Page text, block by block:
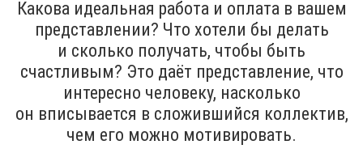
Какова идеальная работа и оплата в вашем
представлении? Что хотели бы делать
и сколько получать, чтобы быть
счастливым? Это даёт представление, что
интересно человеку, насколько
он вписывается в сложившийся коллектив,
чем его можно мотивировать.